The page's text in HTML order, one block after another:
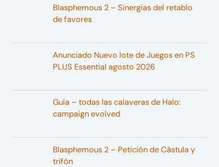
Blasphemous 2 – Sinergias del retablo
de favores
Anunciado Nuevo lote de Juegos en PS
PLUS Essential agosto 2026
Guía – todas las calaveras de Halo:
campaign evolved
Blasphemous 2 – Petición de Cástula y
trifón